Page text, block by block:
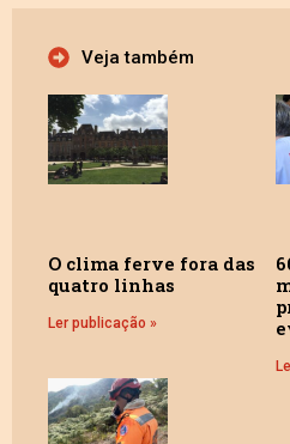
Veja também
O clima ferve fora das
quatro linhas
Ler publicação »